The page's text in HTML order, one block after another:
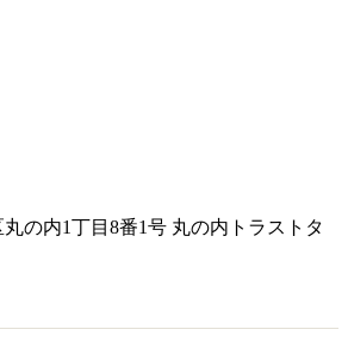
の内1丁目8番1号 丸の内トラストタ